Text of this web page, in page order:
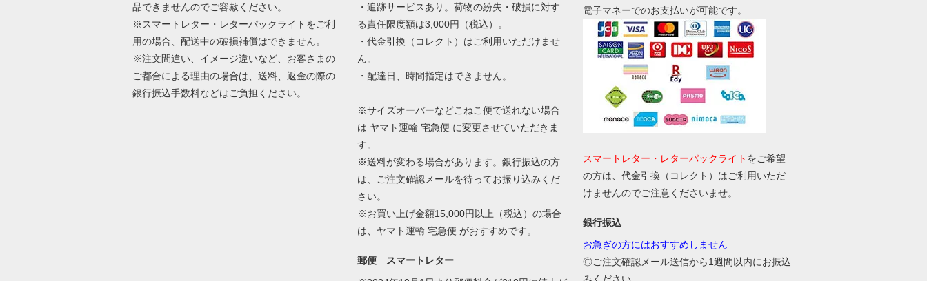
品できませんのでご容赦ください。
※スマートレター・レターパックライトをご利
用の場合、配送中の破損補償はできません。
※注文間違い、イメージ違いなど、お客さまの
ご都合による理由の場合は、送料、返金の際の
銀行振込手数料などはご負担ください。
・追跡サービスあり。荷物の紛失・破損に対す
る責任限度額は3,000円（税込）。
・代金引換（コレクト）はご利用いただけませ
ん。
・配達日、時間指定はできません。
※サイズオーバーなどこねこ便で送れない場合
は ヤマト運輸 宅急便 に変更させていただきま
す。
※送料が変わる場合があります。銀行振込の方
は、ご注文確認メールを待ってお振り込みくだ
さい。
※お買い上げ金額15,000円以上（税込）の場合
は、ヤマト運輸 宅急便 がおすすめです。
郵便 スマートレター
電子マネーでのお支払いが可能です。
スマートレター・レターパックライト をご希望
の方は、代金引換（コレクト）はご利用いただ
けませんのでご注意くださいませ。
銀行振込
お急ぎの方にはおすすめしません
◎ご注文確認メール送信から1週間以内にお振込
みください。